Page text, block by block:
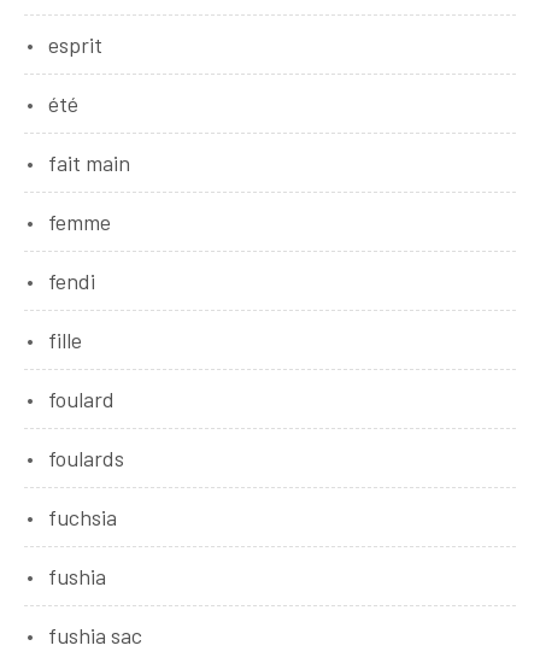
esprit
été
fait main
femme
fendi
fille
foulard
foulards
fuchsia
fushia
fushia sac